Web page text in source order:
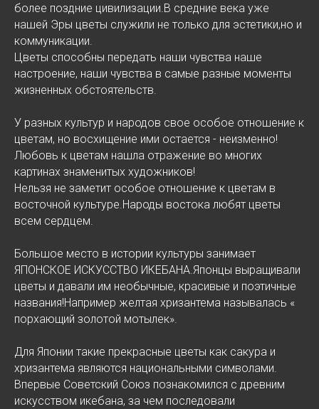
более поздние цивилизации.В средние века уже
нашей Эры цветы служили не только для эстетики,но и
коммуникации.
Цветы способны передать наши чувства наше
настроение, наши чувства в самые разные моменты
жизненных обстоятельств.
У разных культур и народов свое особое отношение к
цветам, но восхищение ими остается - неизменно!
Любовь к цветам нашла отражение во многих
картинах знаменитых художников!
Нельзя не заметит особое отношение к цветам в
восточной культуре.Народы востока любят цветы
всем сердцем.
Большое место в истории культуры занимает
ЯПОНСКОЕ ИСКУССТВО ИКЕБАНА.Японцы выращивали
цветы и давали им необычные, красивые и поэтичные
названия!Например желтая хризантема называлась «
порхающий золотой мотылек».
Для Японии такие прекрасные цветы как сакура и
хризантема являются национальными символами.
Впервые Советский Союз познакомился с древним
искусством икебана, за чем последовали